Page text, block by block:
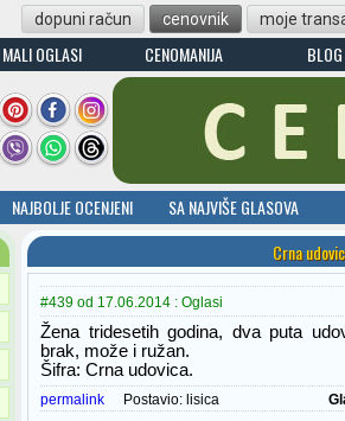
dopuni račun cenovnik moje
MALI OGLASI CENOMANIJA BLOG
NAJBOLJE OCENJENI
SA NAJVIŠE GLASOVA
Crna
#439 od 17.06.2014 : Oglasi
Žena tridesetih godina, dva puta
brak, može i ružan.
Šifra: Crna udovica.
permalink Postavio: lisica